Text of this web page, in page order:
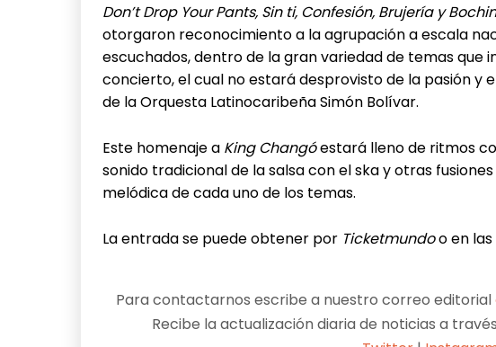
Don’t Drop Your Pants, Sin ti, Confesión, Brujería y
otorgaron reconocimiento a la agrupación a escala
escuchados, dentro de la gran variedad de temas
concierto, el cual no estará desprovisto de la pasión y
de la Orquesta Latinocaribeña Simón Bolívar.
Este homenaje a King Changóestará lleno de ritmos
sonido tradicional de la salsa con el ska y otras
melódica de cada uno de los temas.
La entrada se puede obtener por Ticketmundoo en
Para contactarnos escribe a nuestro correo editorial
Recibe la actualización diaria de noticias a